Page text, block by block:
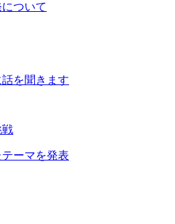
ついて
を聞きます
戦
ーマを発表